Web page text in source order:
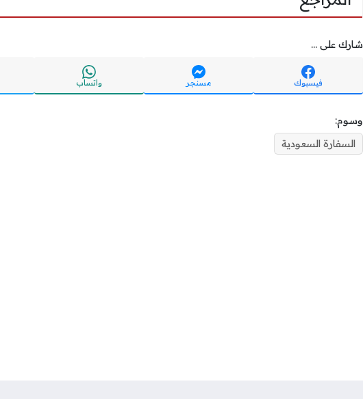
شارك على ...
فيسبوك مسنجر واتساب
وسوم:
السفارة السعودية